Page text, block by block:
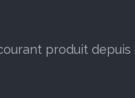
produit